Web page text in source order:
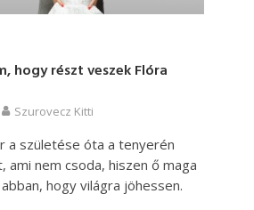
hogy részt veszek Flóra
Szurovecz Kitti
a születése óta a tenyerén
ami nem csoda, hiszen ő maga
hogy világra jöhessen.